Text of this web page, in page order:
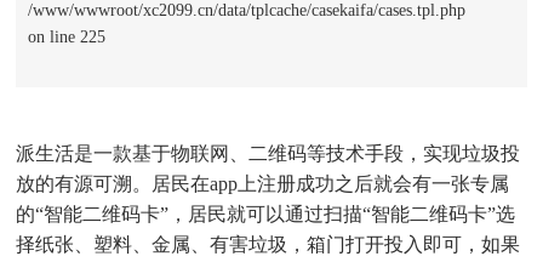
/www/wwwroot/xc2099.cn/data/tplcache/casekaifa/cases.tpl.php
on line 225
派生活是一款基于物联网、二维码等技术手段，实现垃圾投
放的有源可溯。居民在app上注册成功之后就会有一张专属
的“智能二维码卡”，居民就可以通过扫描“智能二维码卡”选
择纸张、塑料、金属、有害垃圾，箱门打开投入即可，如果